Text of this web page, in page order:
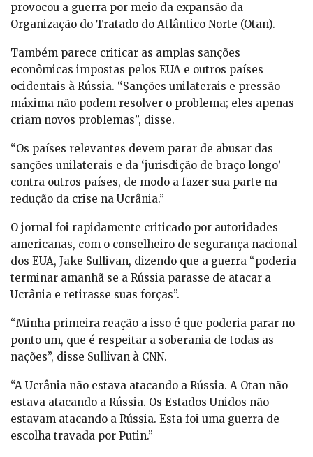
provocou a guerra por meio da expansão da
Organização do Tratado do Atlântico Norte (Otan).
Também parece criticar as amplas sanções
econômicas impostas pelos EUA e outros países
ocidentais à Rússia. “Sanções unilaterais e pressão
máxima não podem resolver o problema; eles apenas
criam novos problemas”, disse.
“Os países relevantes devem parar de abusar das
sanções unilaterais e da ‘jurisdição de braço longo’
contra outros países, de modo a fazer sua parte na
redução da crise na Ucrânia.”
O jornal foi rapidamente criticado por autoridades
americanas, com o conselheiro de segurança nacional
dos EUA, Jake Sullivan, dizendo que a guerra “poderia
terminar amanhã se a Rússia parasse de atacar a
Ucrânia e retirasse suas forças”.
“Minha primeira reação a isso é que poderia parar no
ponto um, que é respeitar a soberania de todas as
nações”, disse Sullivan à CNN.
“A Ucrânia não estava atacando a Rússia. A Otan não
estava atacando a Rússia. Os Estados Unidos não
estavam atacando a Rússia. Esta foi uma guerra de
escolha travada por Putin.”